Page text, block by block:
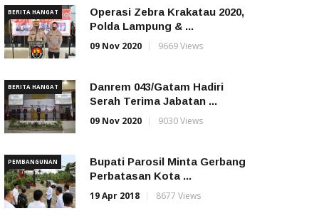
BERITA HANGAT
Operasi Zebra Krakatau 2020,
Polda Lampung & ...
09 Nov 2020
9669 Views
BERITA HANGAT
Danrem 043/Gatam Hadiri
Serah Terima Jabatan ...
09 Nov 2020
9030 Views
PEMBANGUNAN
Bupati Parosil Minta Gerbang
Perbatasan Kota ...
19 Apr 2018
8677 Views